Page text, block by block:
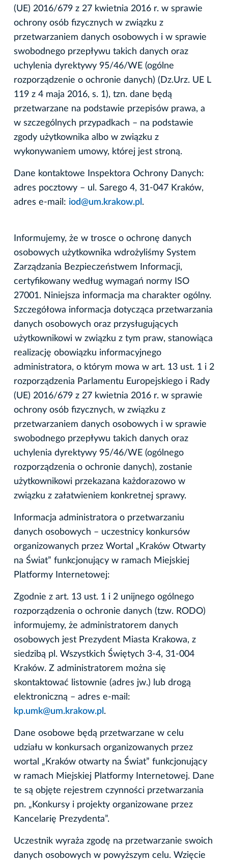
(UE) 2016/679 z 27 kwietnia 2016 r. w sprawie
ochrony osób fizycznych w związku z
przetwarzaniem danych osobowych i w sprawie
swobodnego przepływu takich danych oraz
uchylenia dyrektywy 95/46/WE (ogólne
rozporządzenie o ochronie danych) (Dz.Urz. UE L
119 z 4 maja 2016, s. 1), tzn. dane będą
przetwarzane na podstawie przepisów prawa, a
w szczególnych przypadkach – na podstawie
zgody użytkownika albo w związku z
wykonywaniem umowy, której jest stroną.
Dane kontaktowe Inspektora Ochrony Danych:
adres pocztowy – ul. Sarego 4, 31-047 Kraków,
adres e-mail: iod@um.krakow.pl .
Informujemy, że w trosce o ochronę danych
osobowych użytkownika wdrożyliśmy System
Zarządzania Bezpieczeństwem Informacji,
certyfikowany według wymagań normy ISO
27001. Niniejsza informacja ma charakter ogólny.
Szczegółowa informacja dotycząca przetwarzania
danych osobowych oraz przysługujących
użytkownikowi w związku z tym praw, stanowiąca
realizację obowiązku informacyjnego
administratora, o którym mowa w art. 13 ust. 1 i 2
rozporządzenia Parlamentu Europejskiego i Rady
(UE) 2016/679 z 27 kwietnia 2016 r. w sprawie
ochrony osób fizycznych, w związku z
przetwarzaniem danych osobowych i w sprawie
swobodnego przepływu takich danych oraz
uchylenia dyrektywy 95/46/WE (ogólnego
rozporządzenia o ochronie danych), zostanie
użytkownikowi przekazana każdorazowo w
związku z załatwieniem konkretnej sprawy.
Informacja administratora o przetwarzaniu
danych osobowych – uczestnicy konkursów
organizowanych przez Wortal „Kraków Otwarty
na Świat” funkcjonujący w ramach Miejskiej
Platformy Internetowej:
Zgodnie z art. 13 ust. 1 i 2 unijnego ogólnego
rozporządzenia o ochronie danych (tzw. RODO)
informujemy, że administratorem danych
osobowych jest Prezydent Miasta Krakowa, z
siedzibą pl. Wszystkich Świętych 3-4, 31-004
Kraków. Z administratorem można się
skontaktować listownie (adres jw.) lub drogą
elektroniczną – adres e-mail:
kp.umk@um.krakow.pl .
Dane osobowe będą przetwarzane w celu
udziału w konkursach organizowanych przez
wortal „Kraków otwarty na Świat” funkcjonujący
w ramach Miejskiej Platformy Internetowej. Dane
te są objęte rejestrem czynności przetwarzania
pn. „Konkursy i projekty organizowane przez
Kancelarię Prezydenta”.
Uczestnik wyraża zgodę na przetwarzanie swoich
danych osobowych w powyższym celu. Wzięcie